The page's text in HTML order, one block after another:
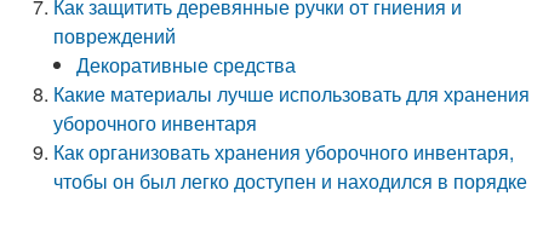
Как защитить деревянные ручки от гниения и
повреждений
Декоративные средства
Какие материалы лучше использовать для хранения
уборочного инвентаря
Как организовать хранения уборочного инвентаря,
чтобы он был легко доступен и находился в порядке